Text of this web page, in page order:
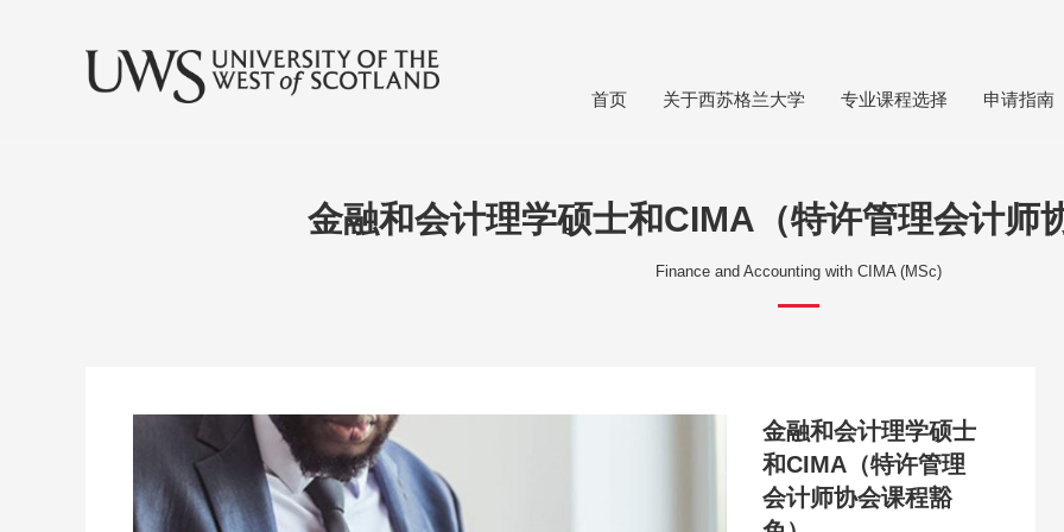
首页 关于西苏格兰大学 专业课程选择 申请指南
金融和会计理学硕士和CIMA（特许管理会计师
Finance and Accounting with CIMA (MSc)
金融和会计理学硕士
和CIMA（特许管理
会计师协会课程豁